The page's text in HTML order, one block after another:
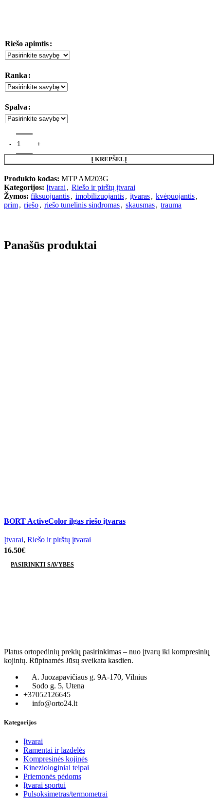
Riešo apimtis
Ranka
Spalva
produkto kiekis: PRIM riešo įtvaras (trumpas)
Į KREPŠELĮ
Produkto kodas: MTP AM203G
Kategorijos: Įtvarai , Riešo ir pirštų įtvarai
Žymos: fiksuojuantis, imobilizuojantis, įtvaras, kvėpuojantis,
prim, riešo, riešo tunelinis sindromas, skausmas, trauma
Panašūs produktai
BORT ActiveColor ilgas riešo įtvaras
Įtvarai, Riešo ir pirštų įtvarai
16.50€
PASIRINKTI SAVYBES
may
be
chosen
product
Platus ortopedinių prekių pasirinkimas – nuo įtvarų iki kompresinių
kojinių. Rūpinamės Jūsų sveikata kasdien.
A. Juozapavičiaus g. 9A-170, Vilnius
Sodo g. 5, Utena
+37052126645
info@orto24.lt
Kategorijos
Įtvarai
Ramentai ir lazdelės
Kompresinės kojinės
Kineziologiniai teipai
Priemonės pėdoms
Įtvarai sportui
Pulsoksimetras/termometrai